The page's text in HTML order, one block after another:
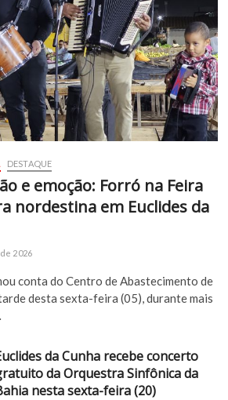
DESTAQUE
e emoção: Forró na Feira
nordestina em Euclides da
2026
conta do Centro de Abastecimento de
desta sexta-feira (05), durante mais
da Cunha recebe concerto
da Orquestra Sinfônica da
nesta sexta-feira (20)